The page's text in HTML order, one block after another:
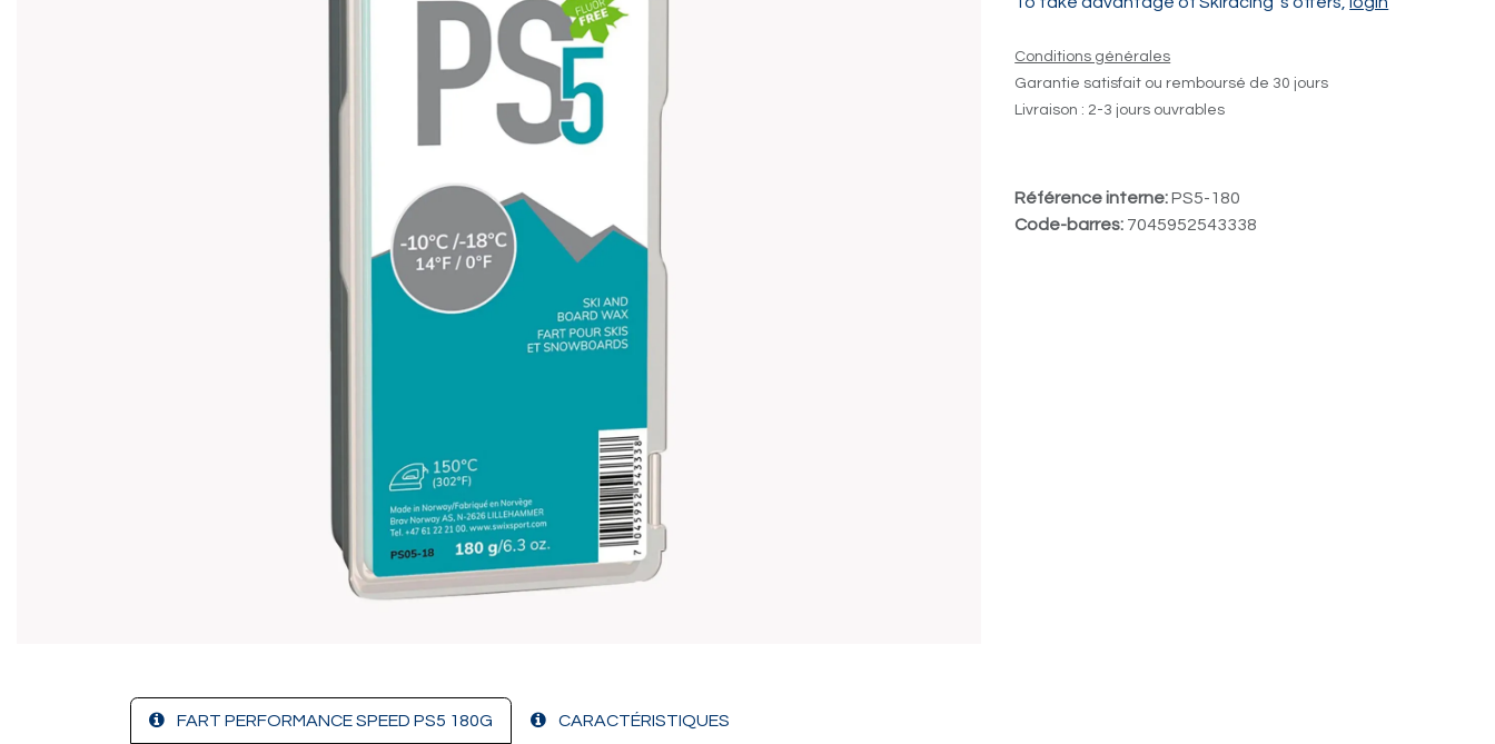
Conditions générales
Garantie satisfait ou remboursé de 30 jours
Livraison : 2-3 jours ouvrables
Référence interne:PS5-180
Code-barres: 7045952543338
FART PERFORMANCE SPEED PS5 180G CARACTÉRISTIQUES